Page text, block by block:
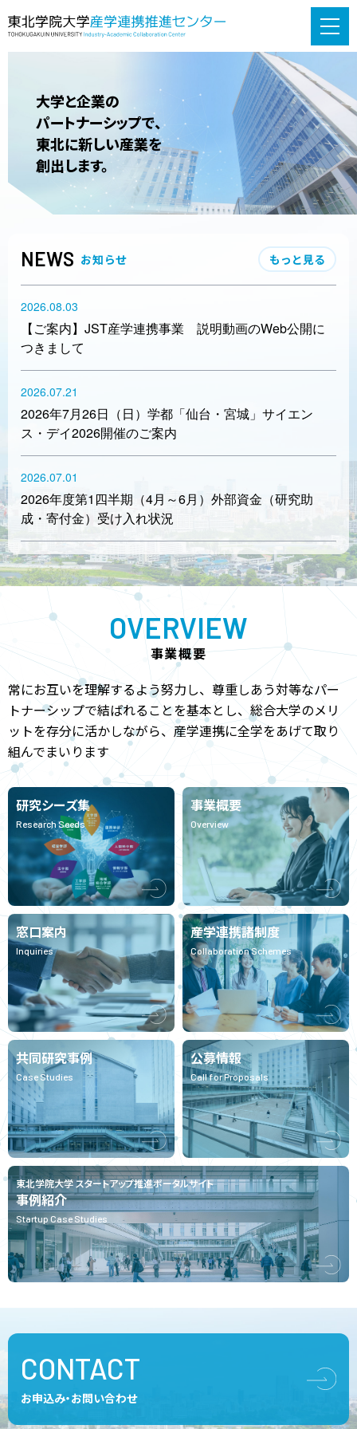
大学と企業の
パートナーシップで、
東北に新しい産業を
創出します。
NEWS お知らせ もっと見る
2026.08.03
【ご案内】JST産学連携事業 説明動画のWeb公開に
つきまして
2026.07.21
2026年7月26日（日）学都「仙台・宮城」サイエン
ス・デイ2026開催のご案内
2026.07.01
2026年度第1四半期（4月～6月）外部資金（研究助
成・寄付金）受け入れ状況
OVERVIEW
事業概要
常にお互いを理解するよう努力し、尊重しあう対等なパー
トナーシップで結ばれることを基本とし、総合大学のメリ
ットを存分に活かしながら、産学連携に全学をあげて取り
組んでまいります
研究シーズ集
Research Seeds
事業概要
Overview
窓口案内
Inquiries
産学連携諸制度
Collaboration Schemes
共同研究事例
Case Studies
公募情報
Call for Proposals
東北学院大学 スタートアップ推進ポータルサイト
事例紹介
Startup Case Studies
CONTACT
お申込み・お問い合わせ